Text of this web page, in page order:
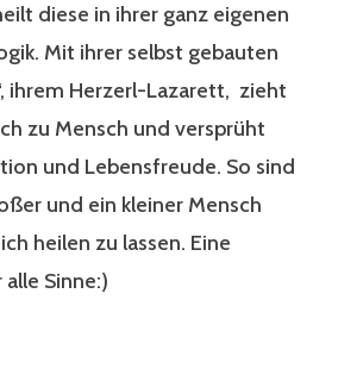
diese in ihrer ganz eigenen
Mit ihrer selbst gebauten
ihrem Herzerl-Lazarett, zieht
zu Mensch und versprüht
und Lebensfreude. So sind
und ein kleiner Mensch
heilen zu lassen. Eine
Sinne:)